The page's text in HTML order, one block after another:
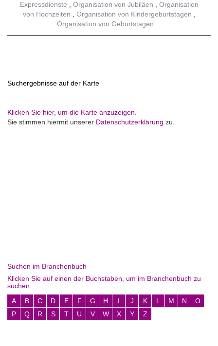
Expressdienste
Organisation von Jubiläen
Organisation
von Hochzeiten
Organisation von Kindergeburtstagen
Organisation von Geburtstagen
Suchergebnisse auf der Karte
Klicken Sie hier, um die Karte anzuzeigen.
Sie stimmen hiermit unserer Datenschutzerklärung zu.
Suchen im Branchenbuch
Klicken Sie auf einen der Buchstaben, um im Branchenbuch zu
suchen.
A
B C D E F G H I J K L M N
O
P
Q R S T U V W X Y Z